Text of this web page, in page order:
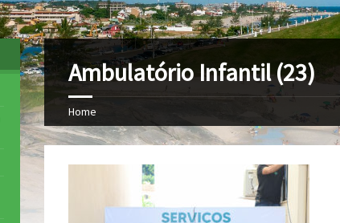
Ambulatório Infantil (23)
Home